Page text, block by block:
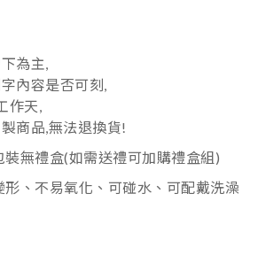
為主,
內容是否可刻,
作天,
商品,無法退換貨!
裝無禮盒(如需送禮可加購禮盒組)
形、不易氧化、可碰水、可配戴洗澡